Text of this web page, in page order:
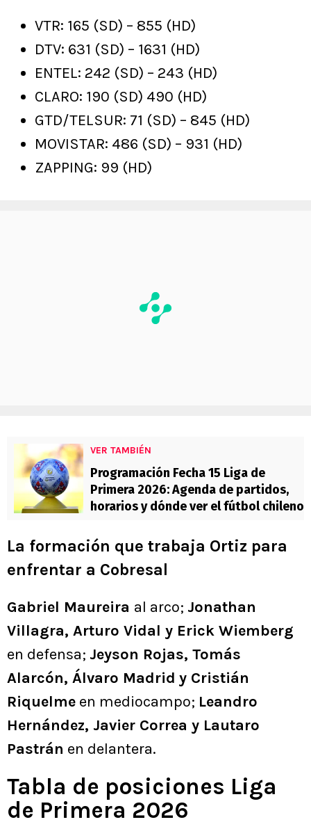
VTR: 165 (SD) – 855 (HD)
DTV: 631 (SD) – 1631 (HD)
ENTEL: 242 (SD) – 243 (HD)
CLARO: 190 (SD) 490 (HD)
GTD/TELSUR: 71 (SD) – 845 (HD)
MOVISTAR: 486 (SD) – 931 (HD)
ZAPPING: 99 (HD)
VER TAMBIÉN
Programación Fecha 15 Liga de
Primera 2026: Agenda de partidos,
horarios y dónde ver el fútbol chileno
La formación que trabaja Ortiz para
enfrentar a Cobresal
Gabriel Maureira al arco; Jonathan
Villagra, Arturo Vidal y Erick Wiemberg
en defensa; Jeyson Rojas, Tomás
Alarcón, Álvaro Madrid y Cristián
Riquelme en mediocampo; Leandro
Hernández, Javier Correa y Lautaro
Pastrán en delantera.
Tabla de posiciones Liga
de Primera 2026